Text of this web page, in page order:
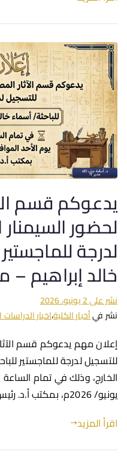
يدعوكم قسم
لحضور
لدرجة
خالد إبراهيم –
نشر على2 يونيو، 2026
نشر فيأخبار الكلية،اخبار الدراسات
إعلان مهم يدعوكم قسم
للتسجيل لدرجة للماجستير
يونيو/ 2026م، بمكتب أ.د. رئيس القسم.
اقرأ المزيد